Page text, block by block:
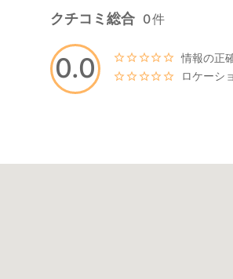
0.0
クチコミ総合 0件
情報の正
ロケーシ